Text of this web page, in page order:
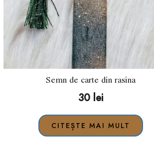
Semn de carte din rasina
30 lei
CITEȘTE MAI MULT